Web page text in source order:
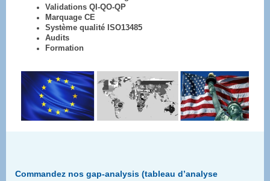
Validations QI-QO-QP
Marquage CE
Système qualité ISO13485
Audits
Formation
Commandez nos gap-analysis (tableau d’analyse